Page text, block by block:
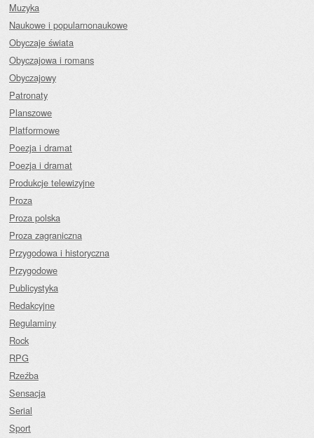
Muzyka
Naukowe i popularnonaukowe
Obyczaje świata
Obyczajowa i romans
Obyczajowy
Patronaty
Planszowe
Platformowe
Poezja i dramat
Poezja i dramat
Produkcje telewizyjne
Proza
Proza polska
Proza zagraniczna
Przygodowa i historyczna
Przygodowe
Publicystyka
Redakcyjne
Regulaminy
Rock
RPG
Rzeźba
Sensacja
Serial
Sport